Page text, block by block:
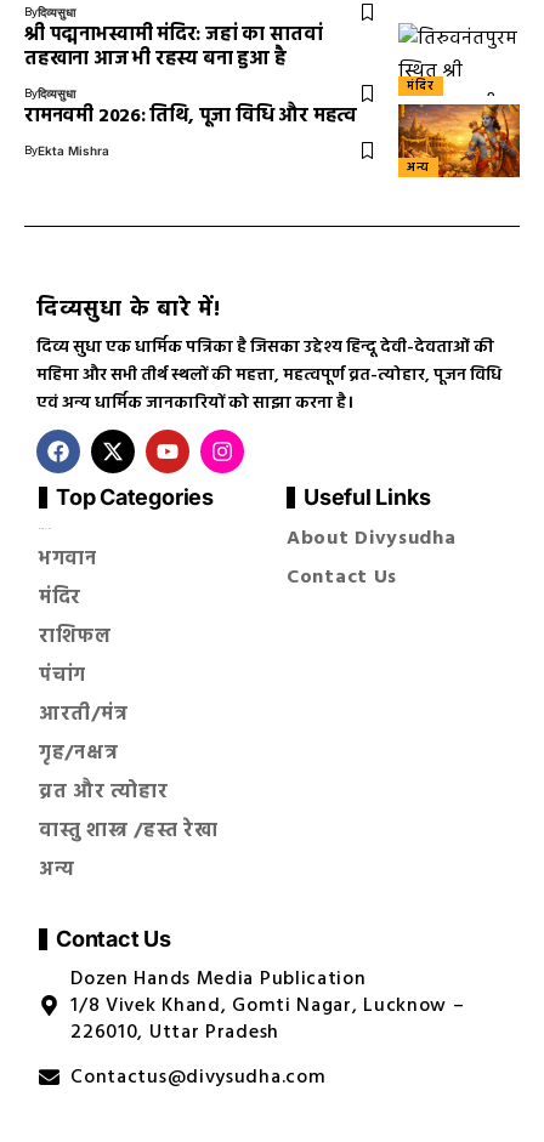
Byदिव्यसुधा
मंदिर
श्री पद्मनाभस्वामी मंदिर: जहां का सातवां
तहखाना आज भी रहस्य बना हुआ है
Byदिव्यसुधा
अन्य
रामनवमी 2026: तिथि, पूजा विधि और महत्व
ByEkta Mishra
दिव्यसुधा के बारे में!
दिव्य सुधा एक धार्मिक पत्रिका है जिसका उद्देश्य हिन्दू देवी-देवताओं की
महिमा और सभी तीर्थ स्थलों की महत्ता, महत्वपूर्ण व्रत-त्योहार, पूजन विधि
एवं अन्य धार्मिक जानकारियों को साझा करना है।
Top Categories
सनातन धर्म
भगवान
मंदिर
राशिफल
पंचांग
आरती/मंत्र
गृह/नक्षत्र
व्रत और त्योहार
वास्तु शास्त्र /हस्त रेखा
अन्य
Useful Links
About Divysudha
Contact Us
Contact Us
Dozen Hands Media Publication
1/8 Vivek Khand, Gomti Nagar, Lucknow –
226010, Uttar Pradesh
Contactus@divysudha.com